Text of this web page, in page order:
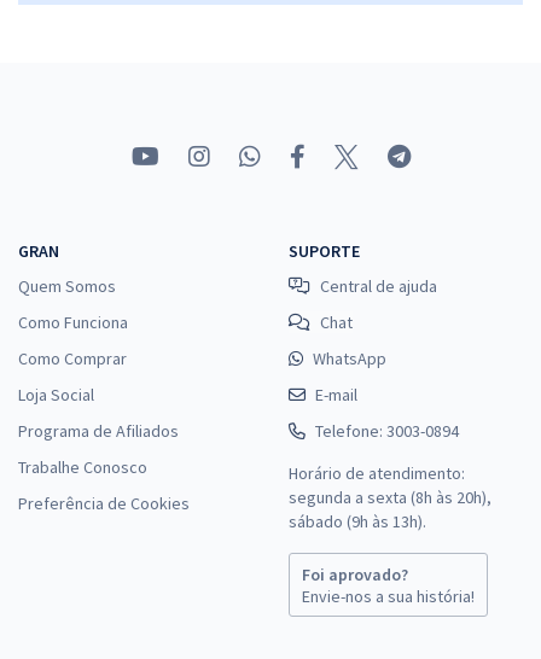
GRAN
Quem Somos
Como Funciona
Como Comprar
Loja Social
Programa de Afiliados
Trabalhe Conosco
Preferência de Cookies
SUPORTE
Central de ajuda
Chat
WhatsApp
E-mail
Telefone: 3003-0894
Horário de atendimento:
segunda a sexta (8h às 20h),
sábado (9h às 13h).
Foi aprovado?
Envie-nos a sua história!